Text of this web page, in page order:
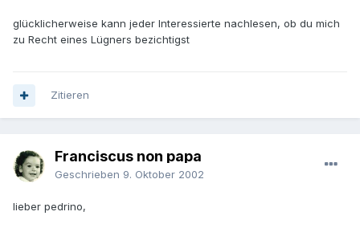
glücklicherweise kann jeder Interessierte nachlesen, ob du mich
zu Recht eines Lügners bezichtigst
Zitieren
Franciscus non papa
Geschrieben 9. Oktober 2002
lieber pedrino,